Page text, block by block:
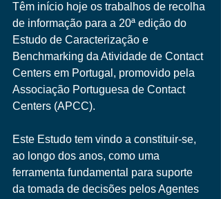
Têm início hoje os trabalhos de recolha
de informação para a 20ª edição do
Estudo de Caracterização e
Benchmarking da Atividade de Contact
Centers em Portugal, promovido pela
Associação Portuguesa de Contact
Centers (APCC).
Este Estudo tem vindo a constituir-se,
ao longo dos anos, como uma
ferramenta fundamental para suporte
da tomada de decisões pelos Agentes